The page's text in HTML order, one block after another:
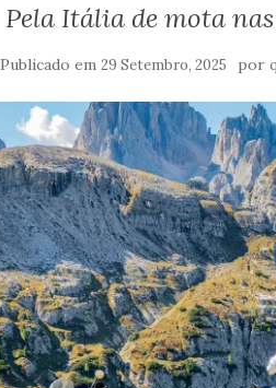
Pela Itália de mota
Publicado em 29 Setembro, 2025 por